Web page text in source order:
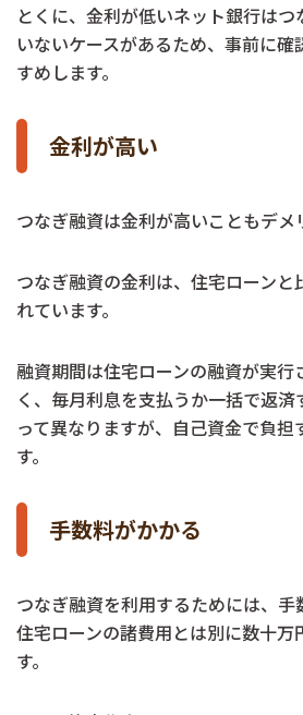
とくに、金利が低いネット銀行は
いないケースがあるため、事前に
すめします。
金利が高い
つなぎ融資は金利が高いこともデメ
つなぎ融資の金利は、住宅ローンと
れています。
融資期間は住宅ローンの融資が実行
く、毎月利息を支払うか一括で返
って異なりますが、自己資金で負担
す。
手数料がかかる
つなぎ融資を利用するためには、手
住宅ローンの諸費用とは別に数十万
す。